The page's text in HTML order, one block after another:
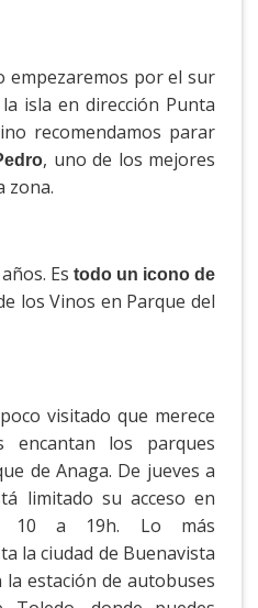
empezaremos por el sur
isla en dirección Punta
recomendamos parar
, uno de los mejores
zona.
Es todo un icono de
los Vinos en Parque del
visitado que merece
los parques
de Anaga. De jueves a
limitado su acceso en
10 a 19h. Lo más
la ciudad de Buenavista
estación de autobuses